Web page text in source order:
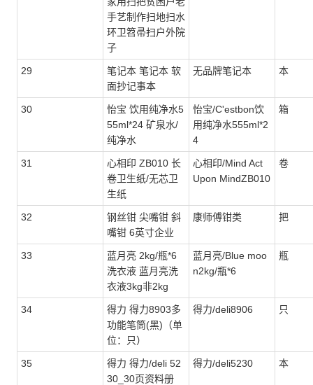
手艺制作扫地扫水
环卫笤帚扫户外院
子
29
笔记本 笔记本 软
面抄记事本
无品牌笔记本 本
30
怡宝 饮用纯净水5
55ml*24 矿泉水/
纯净水
怡宝/C'estbon饮
用纯净水555ml*2
4
箱
31
心相印 ZB010 长
卷卫生纸/无芯卫
生纸
心相印/Mind Act
Upon MindZB010
卷
32
钢丝钳 尖嘴钳 斜
嘴钳 6英寸企业
康师傅钳类 把
33
蓝月亮 2kg/瓶*6
洗衣液 蓝月亮洗
衣液3kg非2kg
蓝月亮/Blue moo
n2kg/瓶*6
瓶
34
得力 得力8903多
功能笔筒(黑)（单
位：只）
得力/deli8906 只
35
得力 得力/deli 52
30_30页资料册
得力/deli5230 本